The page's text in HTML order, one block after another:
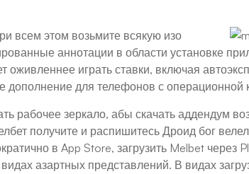
всем этом возьмите всякую изо
аннотации в области установке
играть ставки, включая
для телефонов с операционной
рабочее зеркало, абы скачать аддендум
получите и распишитесь Дроид бог
в App Store, загрузить Melbet через
азартных представлений. В видах